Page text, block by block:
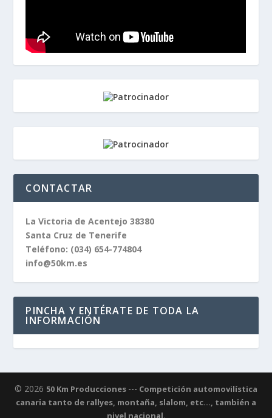
CONTACTAR
La Victoria de Acentejo 38380
Santa Cruz de Tenerife
Teléfono: (034) 654-774804
info@50km.es
PINCHA Y ENTÉRATE DE TODA LA
INFORMACIÓN
© 2026 50 Km Producciones --- Competición automovilística
canaria tanto de rallyes, montaña, slalom, etc..., también a
nivel nacional.